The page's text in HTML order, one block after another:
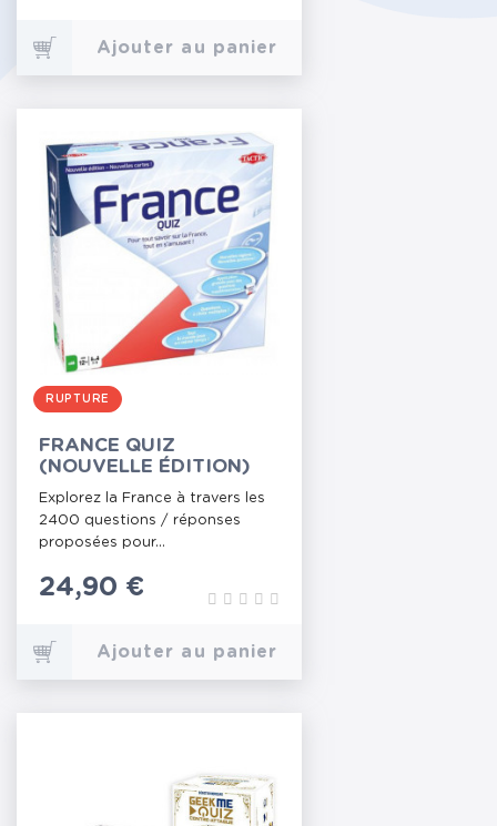
Ajouter au panier
RUPTURE
FRANCE QUIZ
(NOUVELLE ÉDITION)
Explorez la France à travers les
2400 questions / réponses
proposées pour...
Prix
24,90 €
Ajouter au panier